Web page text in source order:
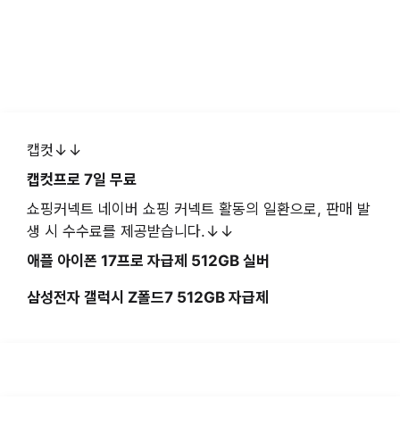
캡컷↓↓
캡컷프로 7일 무료
쇼핑커넥트 네이버 쇼핑 커넥트 활동의 일환으로, 판매 발
생 시 수수료를 제공받습니다.↓↓
애플 아이폰 17프로 자급제 512GB 실버
삼성전자 갤럭시 Z폴드7 512GB 자급제